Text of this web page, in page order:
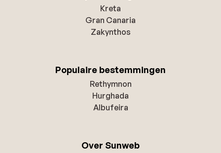
Kreta
Gran Canaria
Zakynthos
Populaire bestemmingen
Rethymnon
Hurghada
Albufeira
Over Sunweb